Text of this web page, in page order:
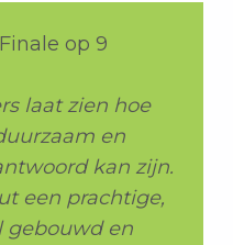
op 9
laat zien hoe
en
kan zijn.
een prachtige,
gebouwd en